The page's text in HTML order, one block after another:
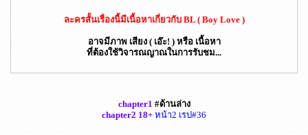
ละครสั้นเรื่องนี้มีเนื้อหาเกี่ยวกับ BL ( Boy Love )
อาจมีภาพ เสียง ( เอ๊ะ! ) หรือ เนื้อหา
ที่ต้องใช้วิจารณญาณในการรับชม...
chapter1 #ด้านล่าง
chapter2 18+ หน้า2 เรป#36